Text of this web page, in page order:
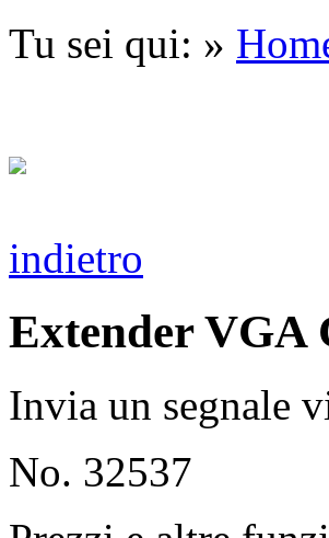
Tu sei qui: »
indietro
Extender VGA
Invia un segnale
No. 32537